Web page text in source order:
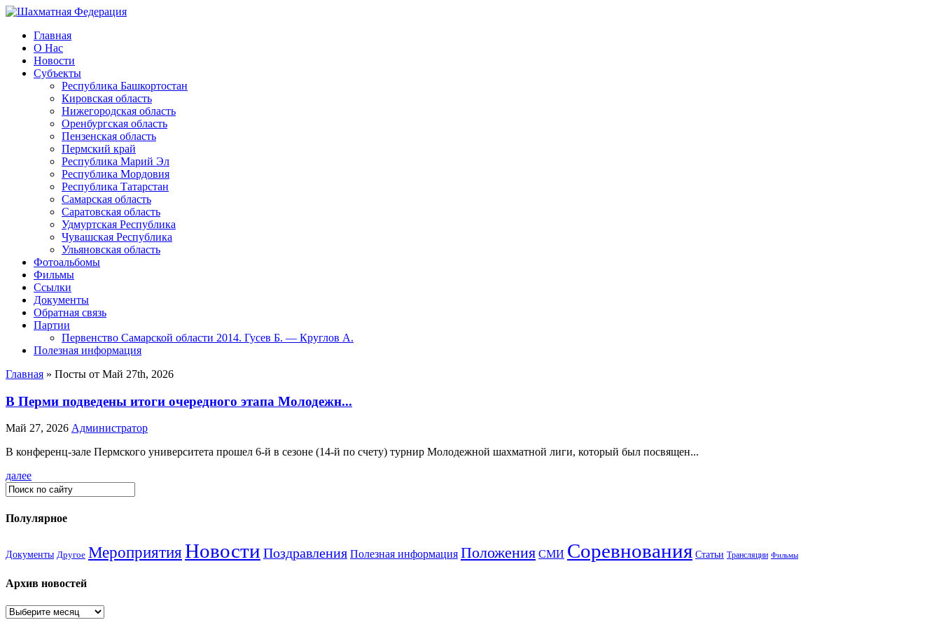
Главная
О Нас
Новости
Субъекты
Республика Башкортостан
Кировская область
Нижегородская область
Оренбургская область
Пензенская область
Пермский край
Республика Марий Эл
Республика Мордовия
Республика Татарстан
Самарская область
Саратовская область
Удмуртская Республика
Чувашская Республика
Ульяновская область
Фотоальбомы
Фильмы
Ссылки
Документы
Обратная связь
Партии
Первенство Самарской области 2014. Гусев Б. — Круглов А.
Полезная информация
Главная » Посты от Май 27th, 2026
В Перми подведены итоги очередного этапа Молодежн...
Май 27, 2026 Администратор
В конференц-зале Пермского университета прошел 6-й в сезоне (14-й по счету) турнир Молодежной шахматной лиги, который был посвящен...
далее
Полулярное
Документы Другое МероприятияНовости Поздравления Полезная информация Положения СМИ Соревнования Статьи Трансляции Фильмы
Архив новостей